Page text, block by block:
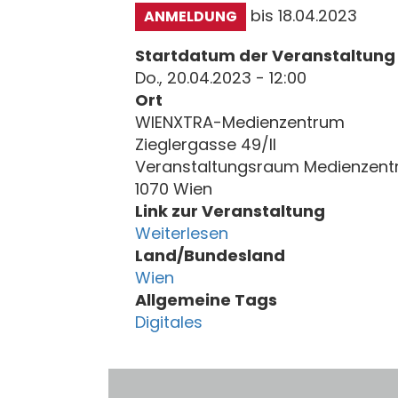
ANMELDUNG
bis 18.04.2023
Startdatum der Veranstaltung
Do., 20.04.2023 - 12:00
Ort
WIENXTRA-Medienzentrum
Zieglergasse 49/II
Veranstaltungsraum
1070 Wien
Link zur Veranstaltung
Weiterlesen
Land/Bundesland
Wien
Allgemeine Tags
Digitales